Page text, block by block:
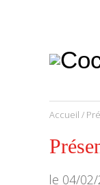
etc.
Accueil /
le 04/